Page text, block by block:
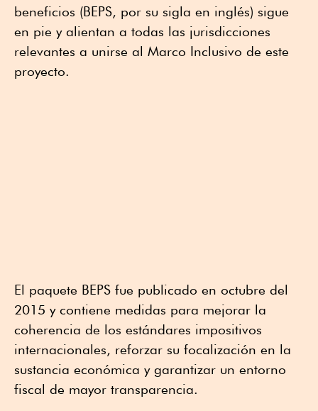
beneficios (BEPS, por su sigla en inglés) sigue
en pie y alientan a todas las jurisdicciones
relevantes a unirse al Marco Inclusivo de este
proyecto.
El paquete BEPS fue publicado en octubre del
2015 y contiene medidas para mejorar la
coherencia de los estándares impositivos
internacionales, reforzar su focalización en la
sustancia económica y garantizar un entorno
fiscal de mayor transparencia.